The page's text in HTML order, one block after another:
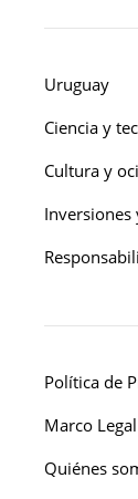
Uruguay
Ciencia y
Cultura y
Inversiones
Política de
Marco
Quiénes